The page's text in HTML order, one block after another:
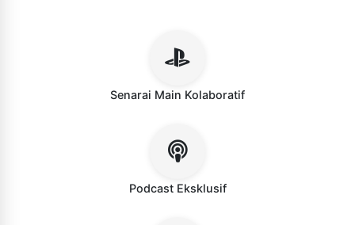
Senarai Main Kolaboratif
Podcast Eksklusif